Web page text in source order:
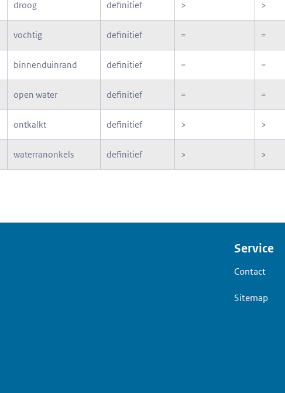
droog definitief > >
vochtig definitief = =
binnenduinrand definitief = =
open water definitief = =
ontkalkt definitief > >
waterranonkels definitief > >
Voet
Service
Contact
Sitemap